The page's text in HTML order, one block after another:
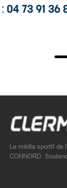
Le média sportif de
CONNORD.